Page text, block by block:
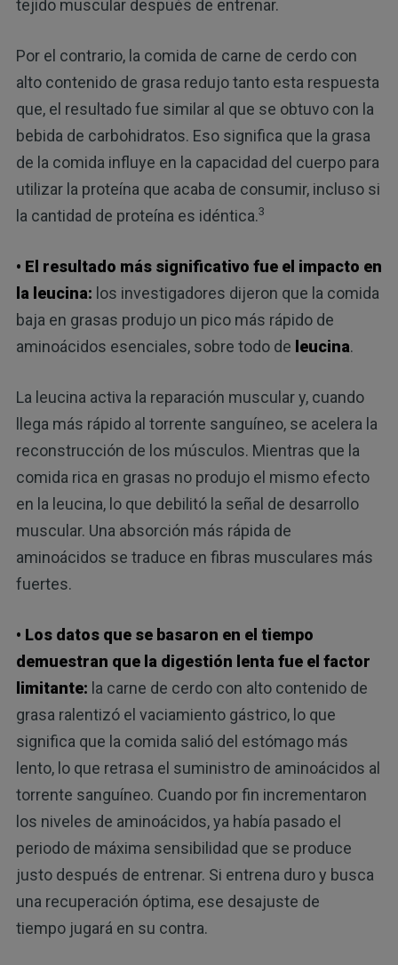
tejido muscular después de entrenar.
Por el contrario, la comida de carne de cerdo con
alto contenido de grasa redujo tanto esta respuesta
que, el resultado fue similar al que se obtuvo con la
bebida de carbohidratos. Eso significa que la grasa
de la comida influye en la capacidad del cuerpo para
utilizar la proteína que acaba de consumir, incluso si
la cantidad de proteína es idéntica.3
• El resultado más significativo fue el impacto en
la leucina: los investigadores dijeron que la comida
baja en grasas produjo un pico más rápido de
aminoácidos esenciales, sobre todo de leucina.
La leucina activa la reparación muscular y, cuando
llega más rápido al torrente sanguíneo, se acelera la
reconstrucción de los músculos. Mientras que la
comida rica en grasas no produjo el mismo efecto
en la leucina, lo que debilitó la señal de desarrollo
muscular. Una absorción más rápida de
aminoácidos se traduce en fibras musculares más
fuertes.
• Los datos que se basaron en el tiempo
demuestran que la digestión lenta fue el factor
limitante: la carne de cerdo con alto contenido de
grasa ralentizó el vaciamiento gástrico, lo que
significa que la comida salió del estómago más
lento, lo que retrasa el suministro de aminoácidos al
torrente sanguíneo. Cuando por fin incrementaron
los niveles de aminoácidos, ya había pasado el
periodo de máxima sensibilidad que se produce
justo después de entrenar. Si entrena duro y busca
una recuperación óptima, ese desajuste de
tiempo jugará en su contra.